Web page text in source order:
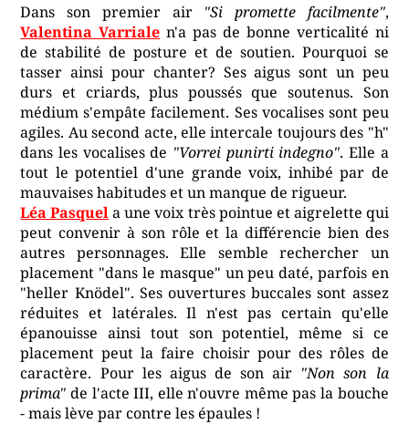
Dans son premier air "Si promette facilmente",
Valentina Varriale n'a pas de bonne verticalité ni
de stabilité de posture et de soutien. Pourquoi se
tasser ainsi pour chanter? Ses aigus sont un peu
durs et criards, plus poussés que soutenus. Son
médium s'empâte facilement. Ses vocalises sont peu
agiles. Au second acte, elle intercale toujours des "h"
dans les vocalises de "Vorrei punirti indegno". Elle a
tout le potentiel d'une grande voix, inhibé par de
mauvaises habitudes et un manque de rigueur.
Léa Pasquela une voix très pointue et aigrelette qui
peut convenir à son rôle et la différencie bien des
autres personnages. Elle semble rechercher un
placement "dans le masque" un peu daté, parfois en
"heller Knödel". Ses ouvertures buccales sont assez
réduites et latérales. Il n'est pas certain qu'elle
épanouisse ainsi tout son potentiel, même si ce
placement peut la faire choisir pour des rôles de
caractère. Pour les aigus de son air "Non son la
prima" de l'acte III, elle n'ouvre même pas la bouche
- mais lève par contre les épaules !